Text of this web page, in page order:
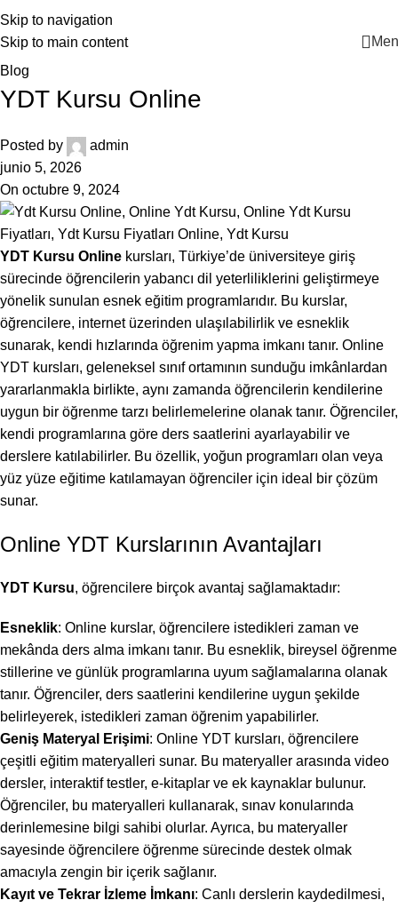
Skip to navigation
Skip to main content
+90 546 902 59 98 | bilgi@vistaakademi.com
Blog
YDT Kursu Online
Posted by
admin
junio 5, 2026
On octubre 9, 2024
YDT Kursu Online kursları, Türkiye’de üniversiteye giriş
sürecinde öğrencilerin yabancı dil yeterliliklerini geliştirmeye
yönelik sunulan esnek eğitim programlarıdır. Bu kurslar,
öğrencilere, internet üzerinden ulaşılabilirlik ve esneklik
sunarak, kendi hızlarında öğrenim yapma imkanı tanır. Online
YDT kursları, geleneksel sınıf ortamının sunduğu imkânlardan
yararlanmakla birlikte, aynı zamanda öğrencilerin kendilerine
uygun bir öğrenme tarzı belirlemelerine olanak tanır. Öğrenciler,
kendi programlarına göre ders saatlerini ayarlayabilir ve
derslere katılabilirler. Bu özellik, yoğun programları olan veya
yüz yüze eğitime katılamayan öğrenciler için ideal bir çözüm
sunar.
Online YDT Kurslarının Avantajları
YDT Kursu, öğrencilere birçok avantaj sağlamaktadır:
Esneklik: Online kurslar, öğrencilere istedikleri zaman ve
mekânda ders alma imkanı tanır. Bu esneklik, bireysel öğrenme
stillerine ve günlük programlarına uyum sağlamalarına olanak
tanır. Öğrenciler, ders saatlerini kendilerine uygun şekilde
belirleyerek, istedikleri zaman öğrenim yapabilirler.
Geniş Materyal Erişimi: Online YDT kursları, öğrencilere
çeşitli eğitim materyalleri sunar. Bu materyaller arasında video
dersler, interaktif testler, e-kitaplar ve ek kaynaklar bulunur.
Öğrenciler, bu materyalleri kullanarak, sınav konularında
derinlemesine bilgi sahibi olurlar. Ayrıca, bu materyaller
sayesinde öğrencilere öğrenme sürecinde destek olmak
amacıyla zengin bir içerik sağlanır.
Kayıt ve Tekrar İzleme İmkanı: Canlı derslerin kaydedilmesi,